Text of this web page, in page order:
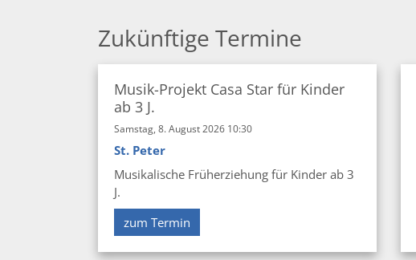
Zukünftige Termine
Musik-Projekt Casa Star für Kinder
ab 3 J.
Samstag, 8. August 2026 10:30
St. Peter
Musikalische Früherziehung für Kinder ab 3
J.
zum Termin